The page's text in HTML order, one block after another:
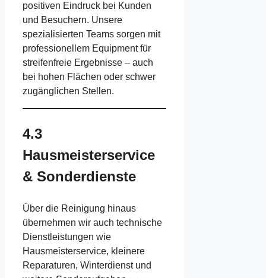
positiven Eindruck bei Kunden
und Besuchern. Unsere
spezialisierten Teams sorgen mit
professionellem Equipment für
streifenfreie Ergebnisse – auch
bei hohen Flächen oder schwer
zugänglichen Stellen.
4.3
Hausmeisterservice
& Sonderdienste
Über die Reinigung hinaus
übernehmen wir auch technische
Dienstleistungen wie
Hausmeisterservice, kleinere
Reparaturen, Winterdienst und